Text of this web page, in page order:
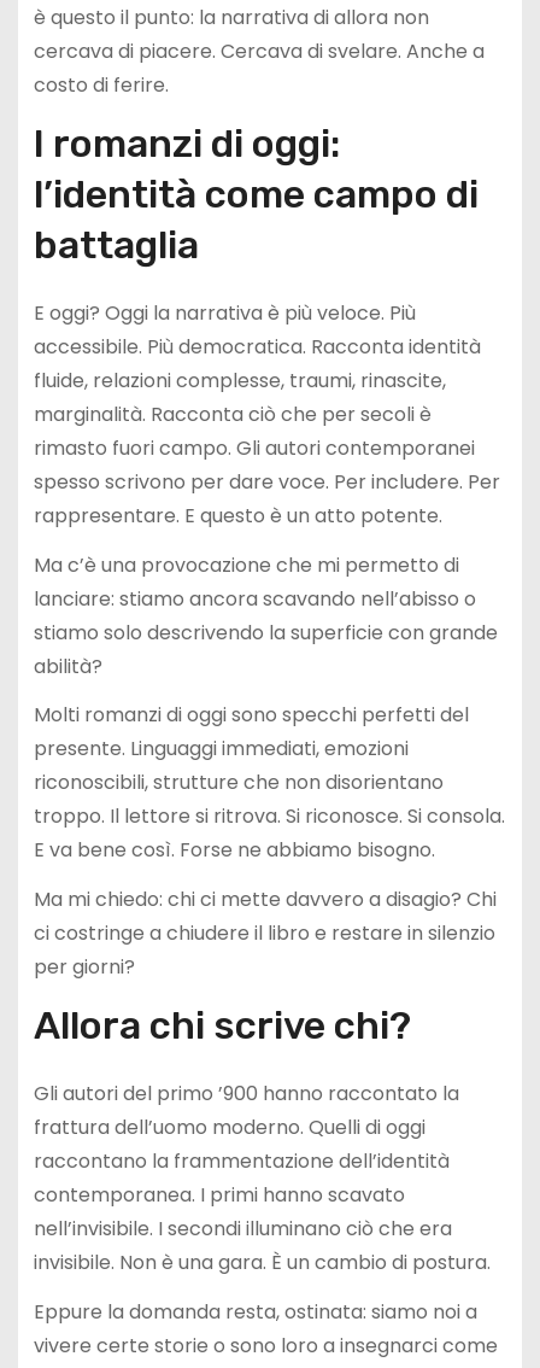
è questo il punto: la narrativa di allora non
cercava di piacere. Cercava di svelare. Anche a
costo di ferire.
I romanzi di oggi:
l’identità come campo di
battaglia
E oggi? Oggi la narrativa è più veloce. Più
accessibile. Più democratica. Racconta identità
fluide, relazioni complesse, traumi, rinascite,
marginalità. Racconta ciò che per secoli è
rimasto fuori campo. Gli autori contemporanei
spesso scrivono per dare voce. Per includere. Per
rappresentare. E questo è un atto potente.
Ma c’è una provocazione che mi permetto di
lanciare: stiamo ancora scavando nell’abisso o
stiamo solo descrivendo la superficie con grande
abilità?
Molti romanzi di oggi sono specchi perfetti del
presente. Linguaggi immediati, emozioni
riconoscibili, strutture che non disorientano
troppo. Il lettore si ritrova. Si riconosce. Si consola.
E va bene così. Forse ne abbiamo bisogno.
Ma mi chiedo: chi ci mette davvero a disagio? Chi
ci costringe a chiudere il libro e restare in silenzio
per giorni?
Allora chi scrive chi?
Gli autori del primo ’900 hanno raccontato la
frattura dell’uomo moderno. Quelli di oggi
raccontano la frammentazione dell’identità
contemporanea. I primi hanno scavato
nell’invisibile. I secondi illuminano ciò che era
invisibile. Non è una gara. È un cambio di postura.
Eppure la domanda resta, ostinata: siamo noi a
vivere certe storie o sono loro a insegnarci come